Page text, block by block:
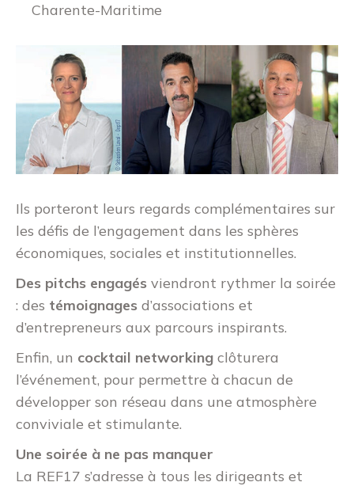
Charente-Maritime
Ils porteront leurs regards complémentaires sur
les défis de l’engagement dans les sphères
économiques, sociales et institutionnelles.
Des pitchs engagés viendront rythmer la soirée
: des témoignages d’associations et
d’entrepreneurs aux parcours inspirants.
Enfin, un cocktail networking clôturera
l’événement, pour permettre à chacun de
développer son réseau dans une atmosphère
conviviale et stimulante.
Une soirée à ne pas manquer
La REF17 s’adresse à tous les dirigeants et